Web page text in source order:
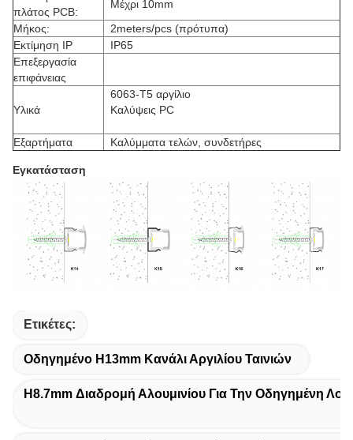
πλάτος PCB:
Μέχρι 10mm
Μήκος:
2meters/pcs (πρότυπα)
Εκτίμηση IP
IP65
Επεξεργασία
επιφάνειας
Υλικά
6063-T5 αργίλιο
Καλύψεις PC
Εξαρτήματα Καλύμματα τελών, συνδετήρες
Εγκατάσταση
Ετικέτες:
Οδηγημένο H13mm Κανάλι Αργιλίου Ταινιών
H8.7mm Διαδρομή Αλουμινίου Για Την Οδηγημένη